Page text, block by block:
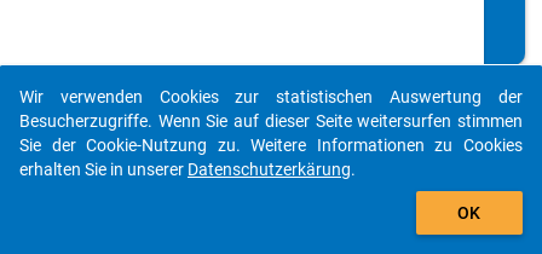
-
zw
eit
auto_stories
add_shopping_cart
Wir verwenden Cookies zur statistischen Auswertung der
Besucherzugriffe. Wenn Sie auf dieser Seite weitersurfen stimmen
Sie der Cookie-Nutzung zu. Weitere Informationen zu Cookies
erhalten Sie in unserer Datenschutzerkärung.
OK